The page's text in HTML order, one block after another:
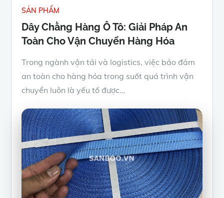
SẢN PHẨM
Dây Chằng Hàng Ô Tô: Giải Pháp An
Toàn Cho Vận Chuyển Hàng Hóa
Trong ngành vận tải và logistics, việc bảo đảm
an toàn cho hàng hóa trong suốt quá trình vận
chuyển luôn là yếu tố được…